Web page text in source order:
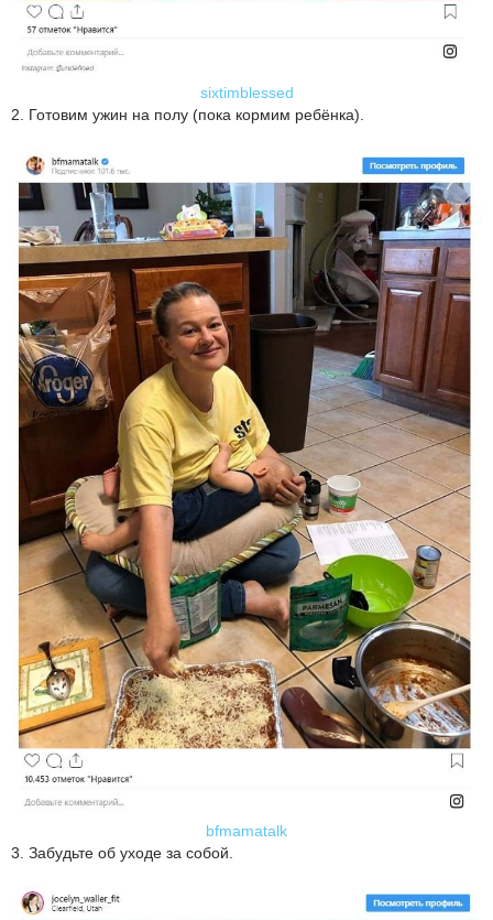
sixtimblessed
2. Готовим ужин на полу (пока кормим ребёнка).
bfmamatalk
3. Забудьте об уходе за собой.